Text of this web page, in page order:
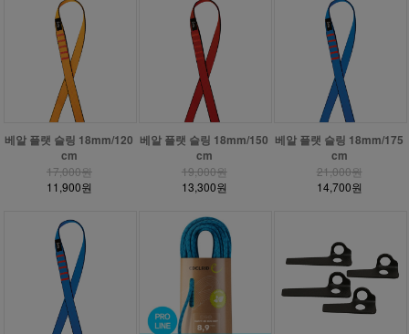
베알 플랫 슬링 18mm/120
cm
17,000원
11,900원
베알 플랫 슬링 18mm/150
cm
19,000원
13,300원
베알 플랫 슬링 18mm/175
cm
21,000원
14,700원